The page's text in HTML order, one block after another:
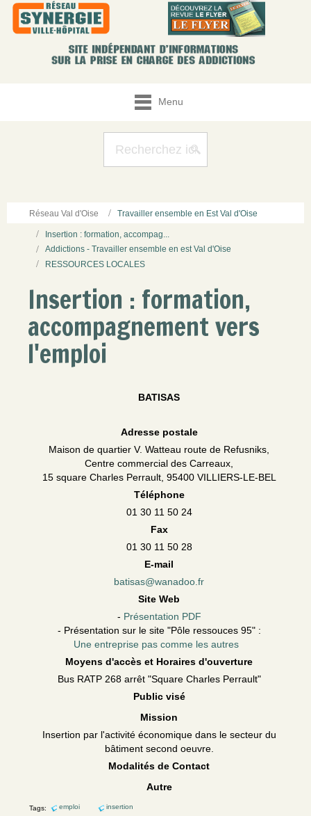
Menu
Réseau Val d'Oise Travailler ensemble en Est Val d'Oise
Insertion : formation, accompag...
Addictions - Travailler ensemble en est Val d'Oise
RESSOURCES LOCALES
Insertion : formation,
accompagnement vers
l'emploi
BATISAS
Adresse postale
Maison de quartier V. Watteau route de Refusniks,
Centre commercial des Carreaux,
15 square Charles Perrault, 95400 VILLIERS-LE-BEL
Téléphone
01 30 11 50 24
Fax
01 30 11 50 28
E-mail
batisas@wanadoo.fr
Site Web
- Présentation PDF
- Présentation sur le site "Pôle ressouces 95" :
Une entreprise pas comme les autres
Moyens d'accès et Horaires d'ouverture
Bus RATP 268 arrêt "Square Charles Perrault"
Public visé
Mission
Insertion par l'activité économique dans le secteur du
bâtiment second oeuvre.
Modalités de Contact
Autre
Tags: emploi insertion